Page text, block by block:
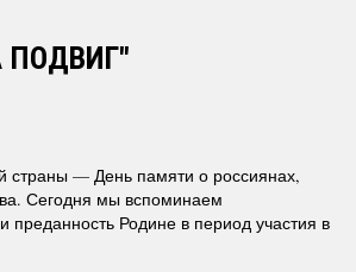
ПОДВИГ"
страны — День памяти о россиянах,
Сегодня мы вспоминаем
преданность Родине в период участия в